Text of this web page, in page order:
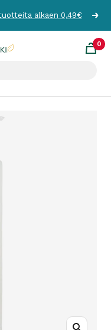
alkaen 0,49€
0